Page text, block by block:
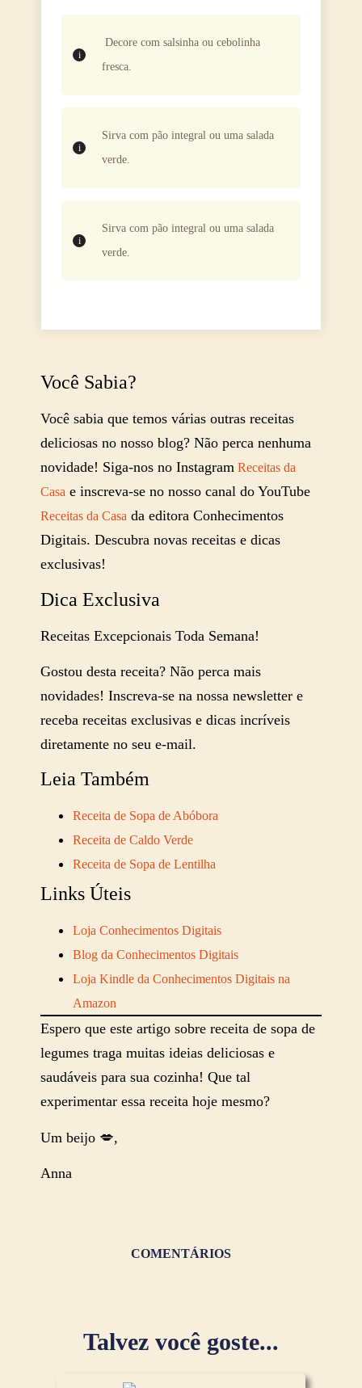
Decore com salsinha ou cebolinha
fresca.
Sirva com pão integral ou uma salada
verde.
Sirva com pão integral ou uma salada
verde.
Você Sabia?
Você sabia que temos várias outras receitas
deliciosas no nosso blog? Não perca nenhuma
novidade! Siga-nos no Instagram Receitas da
Casa e inscreva-se no nosso canal do YouTube
Receitas da Casa da editora Conhecimentos
Digitais. Descubra novas receitas e dicas
exclusivas!
Dica Exclusiva
Receitas Excepcionais Toda Semana!
Gostou desta receita? Não perca mais
novidades! Inscreva-se na nossa newsletter e
receba receitas exclusivas e dicas incríveis
diretamente no seu e-mail.
Leia Também
Receita de Sopa de Abóbora
Receita de Caldo Verde
Receita de Sopa de Lentilha
Links Úteis
Loja Conhecimentos Digitais
Blog da Conhecimentos Digitais
Loja Kindle da Conhecimentos Digitais na
Amazon
Espero que este artigo sobre receita de sopa de
legumes traga muitas ideias deliciosas e
saudáveis para sua cozinha! Que tal
experimentar essa receita hoje mesmo?
Um beijo 💋,
Anna
COMENTÁRIOS
Talvez você goste...